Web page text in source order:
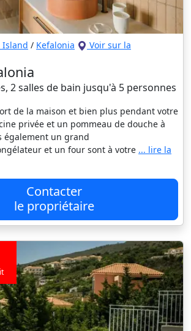
Island / Kefalonia
Voir sur la
2 salles de bain jusqu'à 5 personnes
de la maison et bien plus pendant votre
privée et un pommeau de douche à
également un grand
et un four sont à votre ... lire la
Contacter
le propriétaire